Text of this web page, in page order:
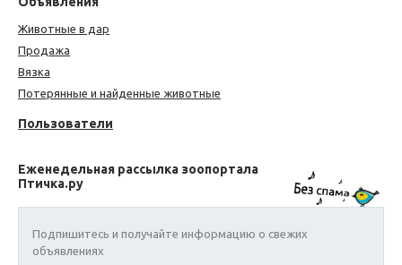
Животные в дар
Продажа
Вязка
Потерянные и найденные животные
Пользователи
Еженедельная рассылка зоопортала
Птичка.ру
Подпишитесь и получайте информацию о свежих
объявлениях